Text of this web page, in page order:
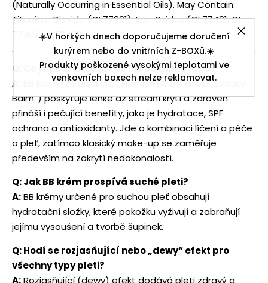
☀️V horkých dnech doporučujeme doručení
kurýrem nebo do vnitřních Z-BOXů.☀️
Produkty poškozené vysokými teplotami ve
venkovních boxech nelze reklamovat.
(Naturally Occurring in Essential Oils). May Contain:
Titanium Dioxide (CI 77891), Iron Oxides (CI 77491, CI
77492, CI 77499)
Q: Co je BB krém a jak se liší od make-upu?
A:
BB krém (zkratka pro „Blemish Balm“ nebo „Beauty
Balm“) poskytuje lehké až střední krytí a zároveň
přináší i pečující benefity, jako je hydratace, SPF
ochrana a antioxidanty. Jde o kombinaci líčení a péče
o pleť, zatímco klasický make-up se zaměřuje
především na zakrytí nedokonalostí.
Q: Jak BB krém prospívá suché pleti?
A:BB krémy určené pro suchou pleť obsahují
hydratační složky, které pokožku vyživují a zabraňují
jejímu vysoušení a tvorbě šupinek.
Q: Hodí se rozjasňující nebo „dewy“ efekt pro
všechny typy pleti?
A:Rozjasňující (dewy) efekt dodává pleti zdravý a